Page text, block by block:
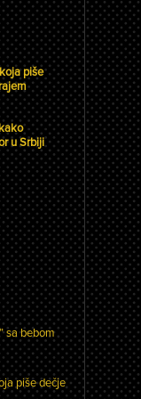
piše
u Srbiji
sa bebom
piše dečje